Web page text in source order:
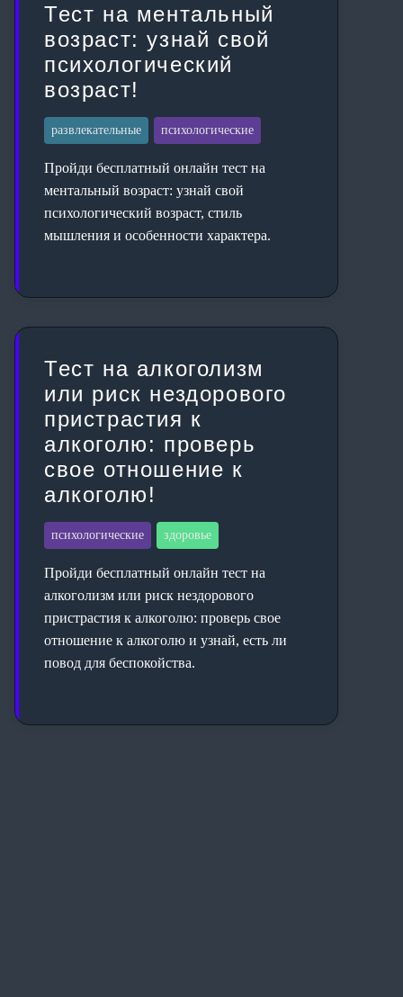
Тест на ментальный
возраст: узнай свой
психологический
возраст!
развлекательные психологические
Пройди бесплатный онлайн тест на
ментальный возраст: узнай свой
психологический возраст, стиль
мышления и особенности характера.
Тест на алкоголизм
или риск нездорового
пристрастия к
алкоголю: проверь
свое отношение к
алкоголю!
психологические здоровье
Пройди бесплатный онлайн тест на
алкоголизм или риск нездорового
пристрастия к алкоголю: проверь свое
отношение к алкоголю и узнай, есть ли
повод для беспокойства.